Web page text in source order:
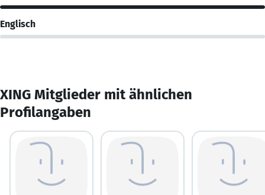
Englisch
XING Mitglieder mit ähnlichen
Profilangaben